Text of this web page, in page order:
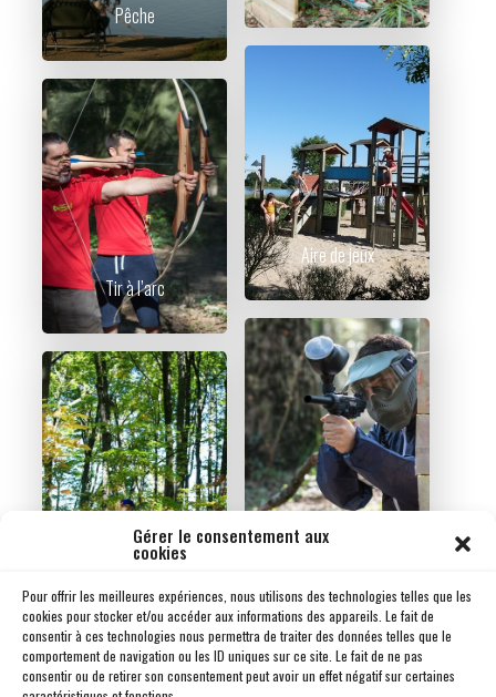
Gérer le consentement aux
cookies
Pour offrir les meilleures expériences, nous utilisons des technologies telles que les
cookies pour stocker et/ou accéder aux informations des appareils. Le fait de
consentir à ces technologies nous permettra de traiter des données telles que le
comportement de navigation ou les ID uniques sur ce site. Le fait de ne pas
consentir ou de retirer son consentement peut avoir un effet négatif sur certaines
Pêche
Tir à l’arc
Aire de jeux
Randonnées pédestres
Paintball